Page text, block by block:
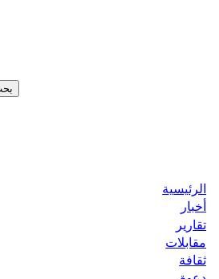
الرئيسية
أخبار
تقارير
مقابلات
ثقافة